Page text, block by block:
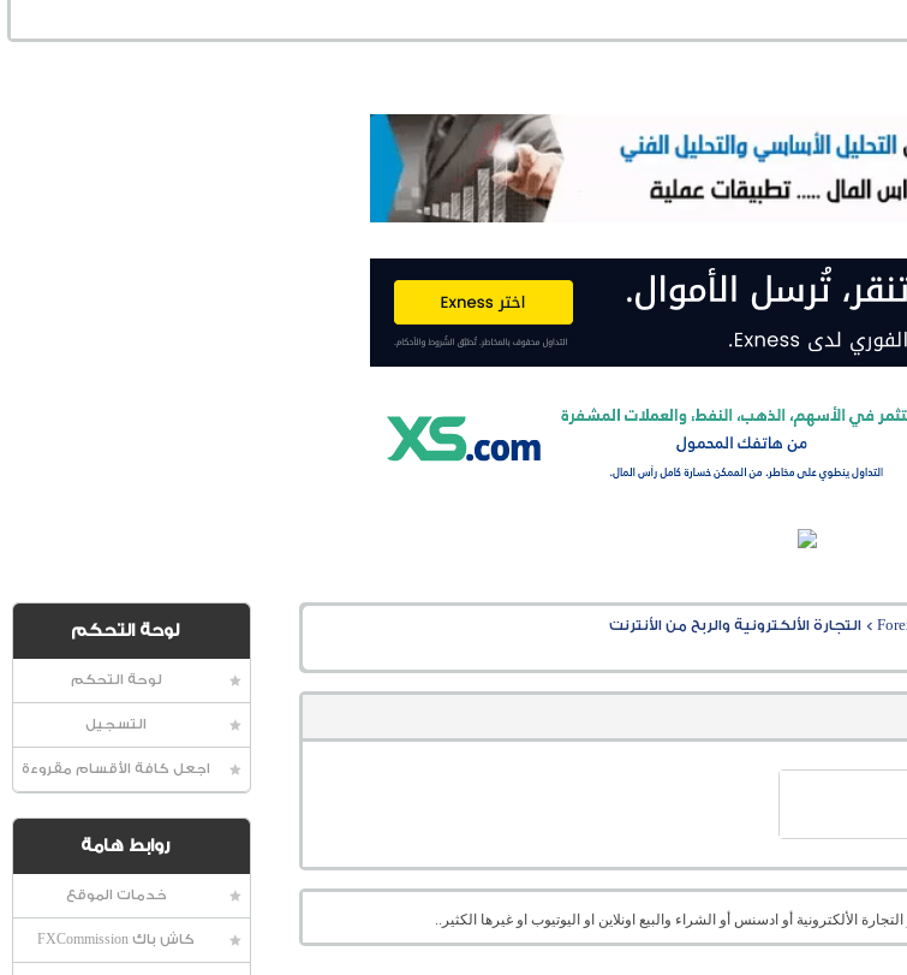
لوحة التحكم
لوحة التحكم
التسجيل
اجعل كافة الأقسام مقروءة
روابط هامة
خدمات الموقع
كاش باك FXCommission
>التجارة الألكترونية والربح من الأنترنت
الألكترونية أو ادسنس أو الشراء والبيع اونلاين او اليوتيوب او غيرها الكثير..